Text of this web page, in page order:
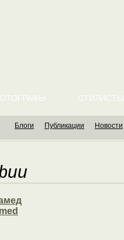
СТИЛИСТЫ
Блоги Публикации Новости